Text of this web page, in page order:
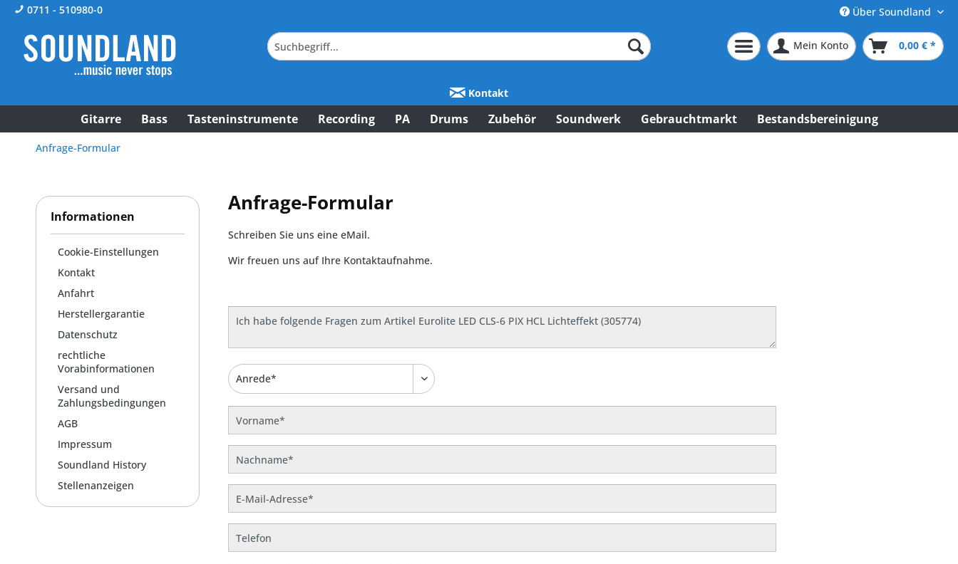
0711 - 510980-0 Über Soundland
Mein Konto 0,00 € *
Kontakt
Gitarre Bass Tasteninstrumente Recording PA Drums Zubehör Soundwerk Gebrauchtmarkt Bestandsbereinigung
Anfrage-Formular
Informationen
Cookie-Einstellungen
Kontakt
Anfahrt
Herstellergarantie
Datenschutz
rechtliche
Vorabinformationen
Versand und
Zahlungsbedingungen
AGB
Impressum
Soundland History
Stellenanzeigen
Anfrage-Formular
Schreiben Sie uns eine eMail.
Wir freuen uns auf Ihre Kontaktaufnahme.